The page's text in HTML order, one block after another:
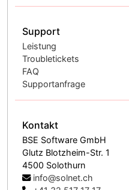
Support
Leistung
Troubletickets
FAQ
Supportanfrage
Kontakt
BSE Software GmbH
Glutz Blotzheim-Str. 1
4500 Solothurn
info@solnet.ch